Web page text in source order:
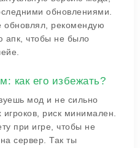
обновлениями.
обновлял, рекомендую
апк, чтобы не было
как его избежать?
мод и не сильно
риск минимален.
при игре, чтобы не
сервер. Так ты